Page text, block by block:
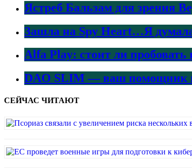
Ястреб Бальзам для зрения
Зашла на Spy Heart…Я
Alfa Play: стоит ли
DAO SLIM — ваш помощник
СЕЙЧАС ЧИТАЮТ